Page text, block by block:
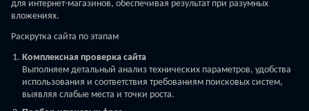
для интернет-магазинов, обеспечивая результат при разумных
вложениях.
Раскрутка сайта по этапам
Комплексная проверка сайта
Выполняем детальный анализ технических параметров, удобства
использования и соответствия требованиям поисковых систем,
выявляя слабые места и точки роста.